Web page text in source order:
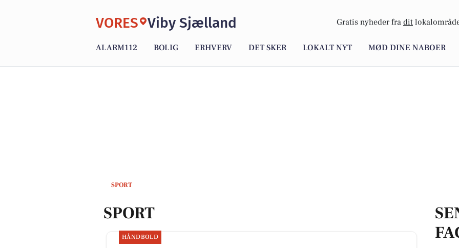
VORES Viby Sjælland Gratis nyheder fra dit
ALARM112 BOLIG ERHVERV DET SKER LOKALT NYT MØD DINE NABOER
SPORT
SPORT
HÅNDBOLD